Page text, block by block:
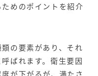
めのポイントを紹介
の要素があり、それ
ばれます。衛生要因